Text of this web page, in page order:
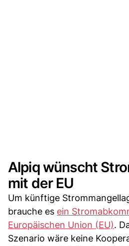
Alpiq wünscht
mit der EU
Um künftige
brauche es ein
Europäischen Union (EU).
Szenario wäre keine